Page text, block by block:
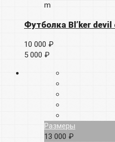
m
Футболка Bl’ker
10 000 ₽
5 000 ₽
Размеры
13 000 ₽